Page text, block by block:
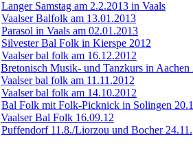
Langer Samstag am 2.2.2013 in Vaals
Vaalser Balfolk am 13.01.2013
Parasol in Vaals am 02.01.2013
Silvester Bal Folk in Kierspe 2012
Vaalser bal folk am 16.12.2012
Bretonisch Musik- und Tanzkurs in Aachen
Vaalser bal folk am 11.11.2012
Vaalser bal folk am 14.10.2012
Bal Folk mit Folk-Picknick in Solingen
Vaalser Bal Folk 16.09.12
Puffendorf 11.8./Liorzou und Bocher 24.11.